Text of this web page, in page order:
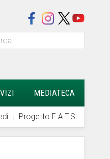
MEDIATECA
Progetto E.A.T.S.